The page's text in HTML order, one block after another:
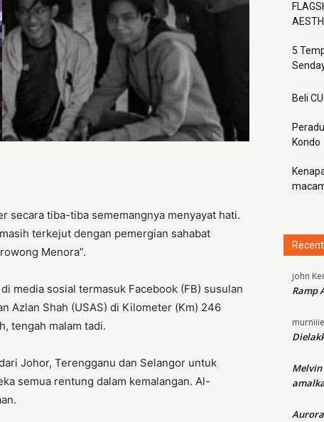
secara tiba-tiba sememangnya menyayat hati.
terkejut dengan pemergian sahabat
Menora”.
media sosial termasuk Facebook (FB) susulan
Azlan Shah (USAS) di Kilometer (Km) 246
tengah malam tadi.
Johor, Terengganu dan Selangor untuk
semua rentung dalam kemalangan. Al-
5
Beli
Kondo
john
Ramp
murniiie
Melvin